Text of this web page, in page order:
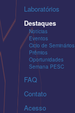
Laboratórios
Destaques
Notícias
Eventos
Ciclo de Seminários
Prêmios
Oportunidades
Semana PESC
FAQ
Contato
Acesso